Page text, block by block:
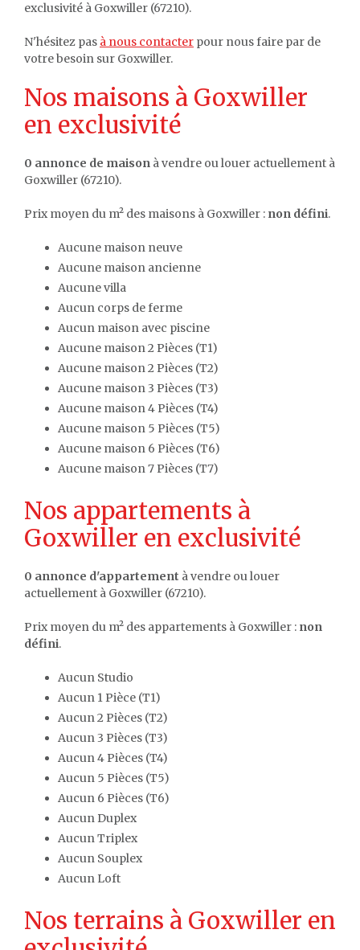
exclusivité à Goxwiller (67210).
N'hésitez pas à nous contacter pour nous faire par de
votre besoin sur Goxwiller.
Nos maisons à Goxwiller
en exclusivité
0 annonce de maison à vendre ou louer actuellement à
Goxwiller (67210).
Prix moyen du m² des maisons à Goxwiller : non défini.
Aucune maison neuve
Aucune maison ancienne
Aucune villa
Aucun corps de ferme
Aucun maison avec piscine
Aucune maison 2 Pièces (T1)
Aucune maison 2 Pièces (T2)
Aucune maison 3 Pièces (T3)
Aucune maison 4 Pièces (T4)
Aucune maison 5 Pièces (T5)
Aucune maison 6 Pièces (T6)
Aucune maison 7 Pièces (T7)
Nos appartements à
Goxwiller en exclusivité
0 annonce d'appartement à vendre ou louer
actuellement à Goxwiller (67210).
Prix moyen du m² des appartements à Goxwiller : non
défini.
Aucun Studio
Aucun 1 Pièce (T1)
Aucun 2 Pièces (T2)
Aucun 3 Pièces (T3)
Aucun 4 Pièces (T4)
Aucun 5 Pièces (T5)
Aucun 6 Pièces (T6)
Aucun Duplex
Aucun Triplex
Aucun Souplex
Aucun Loft
Nos terrains à Goxwiller en